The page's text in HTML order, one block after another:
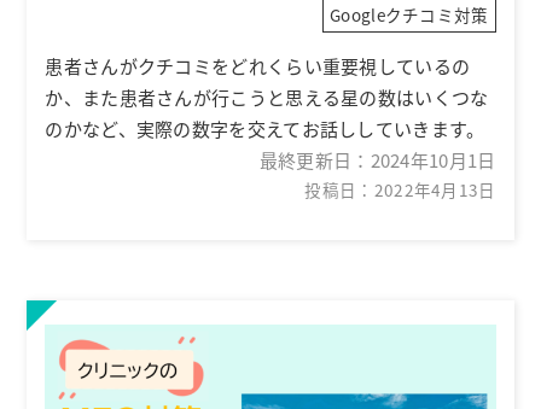
Googleクチコミ対策
患者さんがクチコミをどれくらい重要視しているの
か、また患者さんが行こうと思える星の数はいくつな
のかなど、実際の数字を交えてお話ししていきます。
最終更新日： 2024年10月1日
投稿日：2022年4月13日